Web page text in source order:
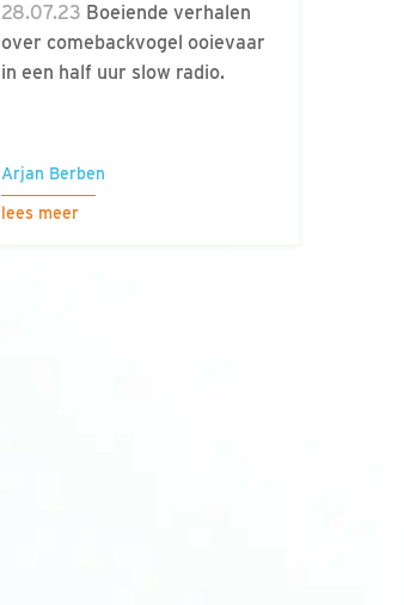
28.07.23 Boeiende verhalen
over comebackvogel ooievaar
in een half uur slow radio.
Arjan Berben
lees meer